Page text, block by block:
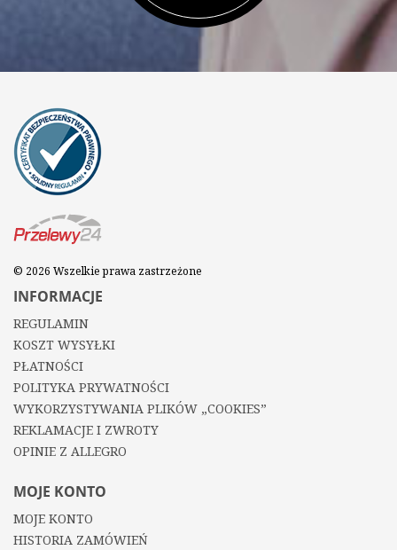
© 2026 Wszelkie prawa zastrzeżone
INFORMACJE
REGULAMIN
KOSZT WYSYŁKI
PŁATNOŚCI
POLITYKA PRYWATNOŚCI
WYKORZYSTYWANIA PLIKÓW „COOKIES”
REKLAMACJE I ZWROTY
OPINIE Z ALLEGRO
MOJE KONTO
MOJE KONTO
HISTORIA ZAMÓWIEŃ